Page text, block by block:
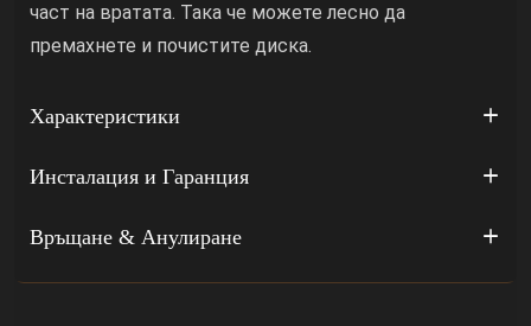
част на вратата. Така че можете лесно да
премахнете и почистите диска.
Характеристики
Инсталация и Гаранция
Връщане & Анулиране